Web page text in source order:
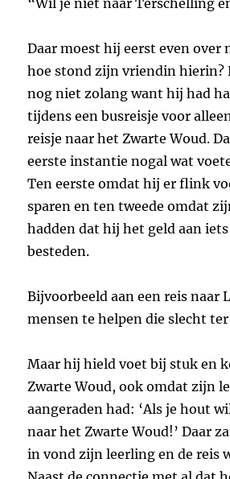
“Wil je niet naar Terschelling
Daar moest hij eerst even over
hoe stond zijn vriendin hierin?
nog niet zolang want hij had
tijdens een busreisje voor
reisje naar het Zwarte Woud.
eerste instantie nogal wat
Ten eerste omdat hij er flink
sparen en ten tweede omdat
hadden dat hij het geld aan
besteden.
Bijvoorbeeld aan een reis naar
mensen te helpen die slecht
Maar hij hield voet bij stuk en
Zwarte Woud, ook omdat zijn
aangeraden had: ‘Als je hout
naar het Zwarte Woud!’ Daar
in vond zijn leerling en de reis